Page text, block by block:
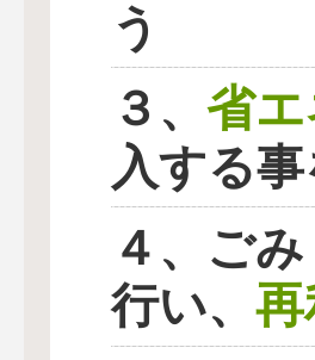
う
３、 省
入する
４、ご
行い、 再